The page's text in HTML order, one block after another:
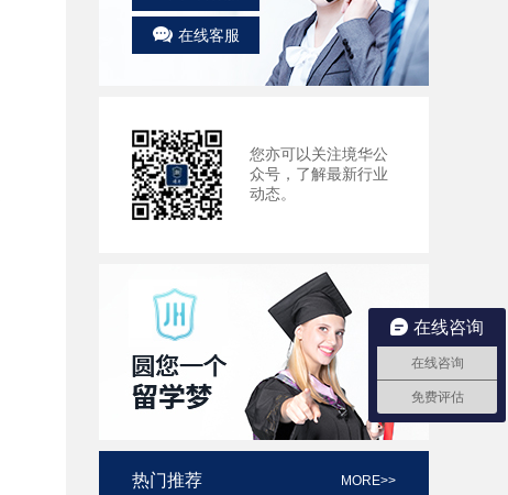
在线客服
您亦可以关注境华公
众号，了解最新行业
动态。
热门推荐 MORE>>
在线咨询
在线咨询
免费评估